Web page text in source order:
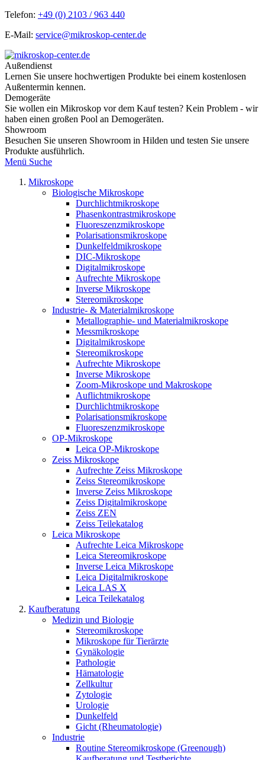
Telefon: +49 (0) 2103 / 963 440
E-Mail: service@mikroskop-center.de
Außendienst
Lernen Sie unsere hochwertigen Produkte bei einem kostenlosen
Außentermin kennen.
Demogeräte
Sie wollen ein Mikroskop vor dem Kauf testen? Kein Problem - wir
haben einen großen Pool an Demogeräten.
Showroom
Besuchen Sie unseren Showroom in Hilden und testen Sie unsere
Produkte ausführlich.
Menü Suche
Mikroskope
Biologische Mikroskope
Durchlichtmikroskope
Phasenkontrastmikroskope
Fluoreszenzmikroskope
Polarisationsmikroskope
Dunkelfeldmikroskope
DIC-Mikroskope
Digitalmikroskope
Aufrechte Mikroskope
Inverse Mikroskope
Stereomikroskope
Industrie- & Materialmikroskope
Metallographie- und Materialmikroskope
Messmikroskope
Digitalmikroskope
Stereomikroskope
Aufrechte Mikroskope
Inverse Mikroskope
Zoom-Mikroskope und Makroskope
Auflichtmikroskope
Durchlichtmikroskope
Polarisationsmikroskope
Fluoreszenzmikroskope
OP-Mikroskope
Leica OP-Mikroskope
Zeiss Mikroskope
Aufrechte Zeiss Mikroskope
Zeiss Stereomikroskope
Inverse Zeiss Mikroskope
Zeiss Digitalmikroskope
Zeiss ZEN
Zeiss Teilekatalog
Leica Mikroskope
Aufrechte Leica Mikroskope
Leica Stereomikroskope
Inverse Leica Mikroskope
Leica Digitalmikroskope
Leica LAS X
Leica Teilekatalog
Kaufberatung
Medizin und Biologie
Stereomikroskope
Mikroskope für Tierärzte
Gynäkologie
Pathologie
Hämatologie
Zellkultur
Zytologie
Urologie
Dunkelfeld
Gicht (Rheumatologie)
Industrie
Routine Stereomikroskope (Greenough)